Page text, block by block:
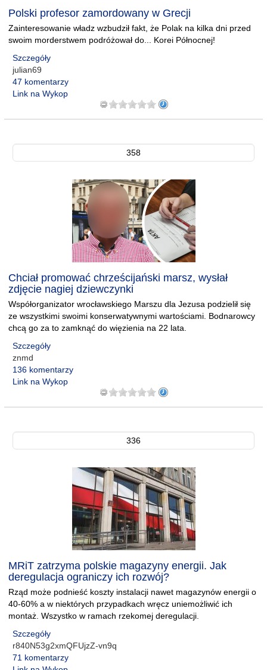
Polski profesor zamordowany w Grecji
Zainteresowanie władz wzbudził fakt, że Polak na kilka dni przed
swoim morderstwem podróżował do... Korei Północnej!
Szczegóły
julian69
47 komentarzy
Link na Wykop
358
Chciał promować chrześcijański marsz, wysłał
zdjęcie nagiej dziewczynki
Współorganizator wrocławskiego Marszu dla Jezusa podzielił się
ze wszystkimi swoimi konserwatywnymi wartościami. Bodnarowcy
chcą go za to zamknąć do więzienia na 22 lata.
Szczegóły
znmd
136 komentarzy
Link na Wykop
336
MRiT zatrzyma polskie magazyny energii. Jak
deregulacja ograniczy ich rozwój?
Rząd może podnieść koszty instalacji nawet magazynów energii o
40-60% a w niektórych przypadkach wręcz uniemożliwić ich
montaż. Wszystko w ramach rzekomej deregulacji.
Szczegóły
r840N53g2xmQFUjzZ-vn9q
71 komentarzy